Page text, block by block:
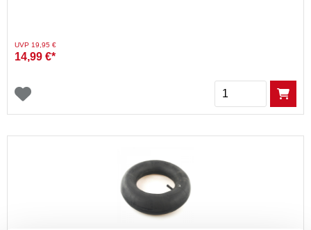
Preis reduziert von
UVP 19,95 €auf
14,99 €*
Menge